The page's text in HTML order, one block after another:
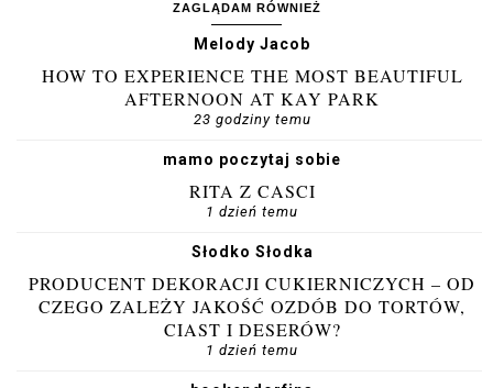
ZAGLĄDAM RÓWNIEŻ
Melody Jacob
HOW TO EXPERIENCE THE MOST BEAUTIFUL
AFTERNOON AT KAY PARK
23 godziny temu
mamo poczytaj sobie
RITA Z CASCI
1 dzień temu
Słodko Słodka
PRODUCENT DEKORACJI CUKIERNICZYCH – OD
CZEGO ZALEŻY JAKOŚĆ OZDÓB DO TORTÓW,
CIAST I DESERÓW?
1 dzień temu